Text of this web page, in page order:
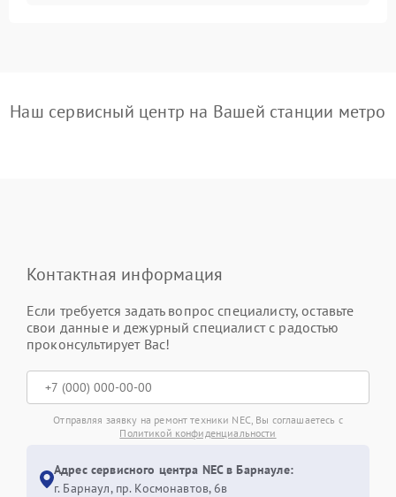
Наш сервисный центр на Вашей станции метро
Контактная информация
Если требуется задать вопрос специалисту, оставьте
свои данные и дежурный специалист с радостью
проконсультирует Вас!
Отправляя заявку на ремонт техники NEC, Вы соглашаетесь с
Политикой конфиденциальности
Адрес сервисного центра NEC в Барнауле:
г. Барнаул, ​пр. Космонавтов, 6в